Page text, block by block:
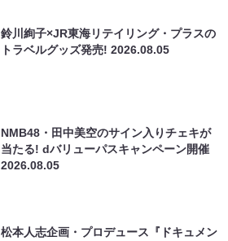
鈴川絢子×JR東海リテイリング・プラスの
トラベルグッズ発売!2026.08.05
NMB48・田中美空のサイン入りチェキが
当たる! dバリューパスキャンペーン開催
2026.08.05
松本人志企画・プロデュース『ドキュメン